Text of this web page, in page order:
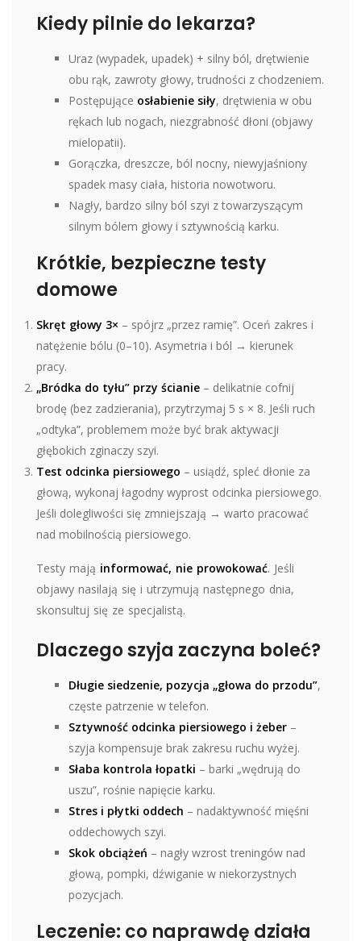
Kiedy pilnie do lekarza?
Uraz (wypadek, upadek) + silny ból, drętwienie
obu rąk, zawroty głowy, trudności z chodzeniem.
Postępujące osłabienie siły, drętwienia w obu
rękach lub nogach, niezgrabność dłoni (objawy
mielopatii).
Gorączka, dreszcze, ból nocny, niewyjaśniony
spadek masy ciała, historia nowotworu.
Nagły, bardzo silny ból szyi z towarzyszącym
silnym bólem głowy i sztywnością karku.
Krótkie, bezpieczne testy
domowe
Skręt głowy 3× – spójrz „przez ramię”. Oceń zakres i
natężenie bólu (0–10). Asymetria i ból → kierunek
pracy.
„Bródka do tyłu” przy ścianie – delikatnie cofnij
brodę (bez zadzierania), przytrzymaj 5 s × 8. Jeśli ruch
„odtyka”, problemem może być brak aktywacji
głębokich zginaczy szyi.
Test odcinka piersiowego – usiądź, spleć dłonie za
głową, wykonaj łagodny wyprost odcinka piersiowego.
Jeśli dolegliwości się zmniejszają → warto pracować
nad mobilnością piersiowego.
Testy mają informować, nie prowokować. Jeśli
objawy nasilają się i utrzymują następnego dnia,
skonsultuj się ze specjalistą.
Dlaczego szyja zaczyna boleć?
Długie siedzenie, pozycja „głowa do przodu”,
częste patrzenie w telefon.
Sztywność odcinka piersiowego i żeber –
szyja kompensuje brak zakresu ruchu wyżej.
Słaba kontrola łopatki – barki „wędrują do
uszu”, rośnie napięcie karku.
Stres i płytki oddech – nadaktywność mięśni
oddechowych szyi.
Skok obciążeń – nagły wzrost treningów nad
głową, pompki, dźwiganie w niekorzystnych
pozycjach.
Leczenie: co naprawdę działa